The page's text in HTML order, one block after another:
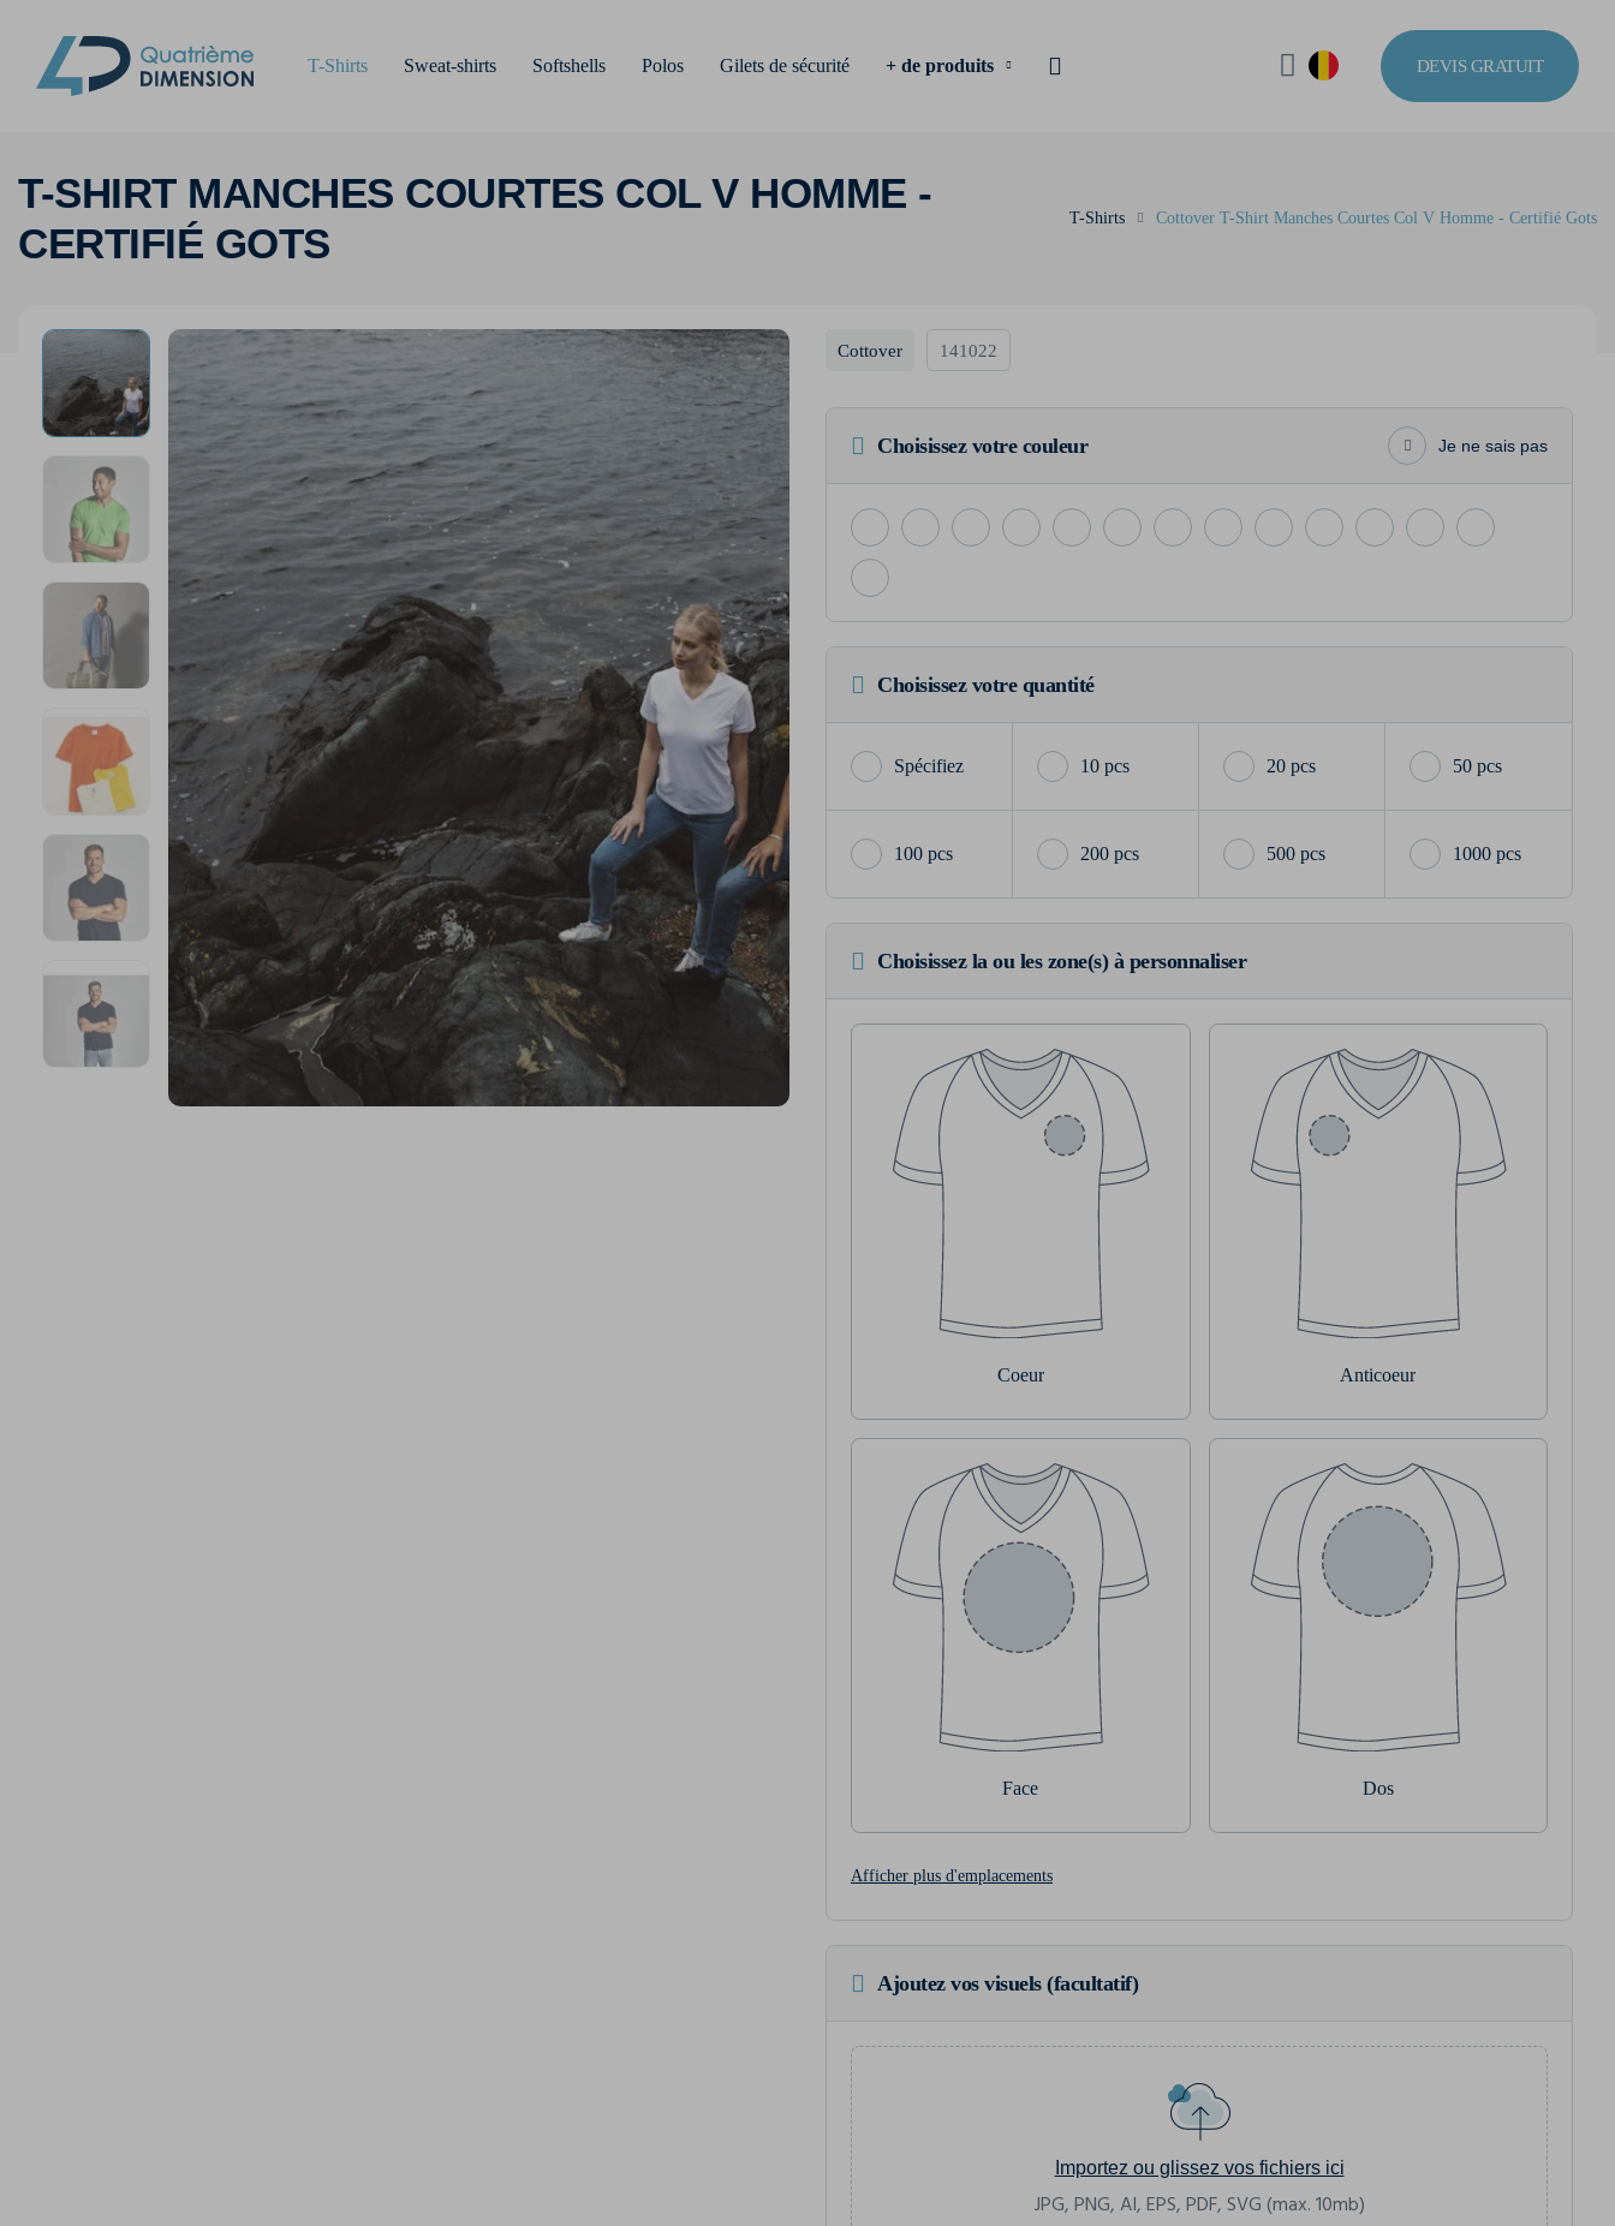
T-Shirts Sweat-shirts Softshells Polos Gilets de sécurité + de produits DEVIS GRATUIT
T-SHIRT MANCHES COURTES COL V HOMME -
CERTIFIÉ GOTS
T-Shirts Cottover T-Shirt Manches Courtes Col V Homme - Certifié Gots
Cottover 141022
Choisissez votre couleur Je ne sais pas
Choisissez votre quantité
10 pcs 20 pcs 50 pcs
100 pcs 200 pcs 500 pcs 1000 pcs
Choisissez la ou les zone(s) à personnaliser
Coeur Anticoeur
Face Dos
Afficher plus d'emplacements
Ajoutez vos visuels (facultatif)
Importez ou glissez vos fichiers ici
JPG, PNG, AI, EPS, PDF, SVG (max. 10mb)